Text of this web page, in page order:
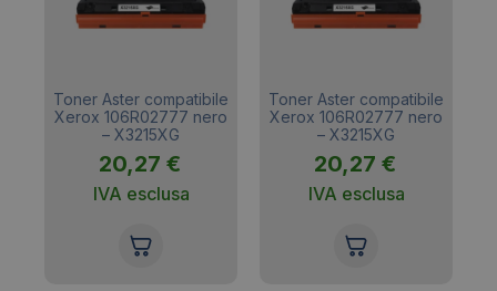
Toner Aster compatibile
Xerox 106R02777 nero
– X3215XG
20,27 €
IVA esclusa
Toner Aster compatibile
Xerox 106R02777 nero
– X3215XG
20,27 €
IVA esclusa